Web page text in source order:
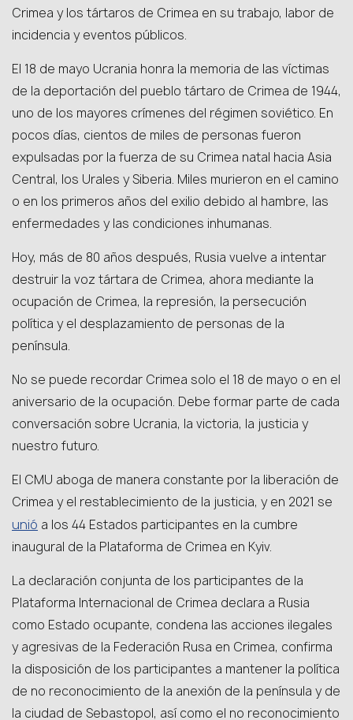
Crimea y los tártaros de Crimea en su trabajo, labor de
incidencia y eventos públicos.
El 18 de mayo Ucrania honra la memoria de las víctimas
de la deportación del pueblo tártaro de Crimea de 1944,
uno de los mayores crímenes del régimen soviético. En
pocos días, cientos de miles de personas fueron
expulsadas por la fuerza de su Crimea natal hacia Asia
Central, los Urales y Siberia. Miles murieron en el camino
o en los primeros años del exilio debido al hambre, las
enfermedades y las condiciones inhumanas.
Hoy, más de 80 años después, Rusia vuelve a intentar
destruir la voz tártara de Crimea, ahora mediante la
ocupación de Crimea, la represión, la persecución
política y el desplazamiento de personas de la
península.
No se puede recordar Crimea solo el 18 de mayo o en el
aniversario de la ocupación. Debe formar parte de cada
conversación sobre Ucrania, la victoria, la justicia y
nuestro futuro.
El CMU aboga de manera constante por la liberación de
Crimea y el restablecimiento de la justicia, y en 2021 se
unió a los 44 Estados participantes en la cumbre
inaugural de la Plataforma de Crimea en Kyiv.
La declaración conjunta de los participantes de la
Plataforma Internacional de Crimea declara a Rusia
como Estado ocupante, condena las acciones ilegales
y agresivas de la Federación Rusa en Crimea, confirma
la disposición de los participantes a mantener la política
de no reconocimiento de la anexión de la península y de
la ciudad de Sebastopol, así como el no reconocimiento